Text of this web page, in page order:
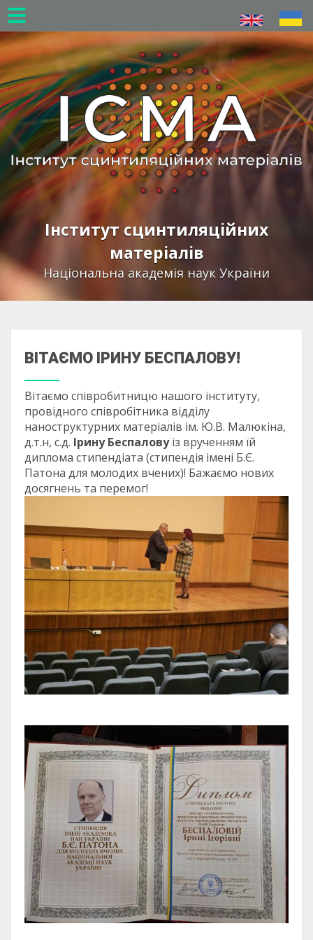
Перейти
до
основного
вмісту
Інститут сцинтиляційних
матеріалів
Національна академія наук України
ВІТАЄМО ІРИНУ БЕСПАЛОВУ!
Вітаємо співробитницю нашого інституту,
провідного співробітника відділу
наноструктурних матеріалів ім. Ю.В. Малюкіна,
д.т.н, с.д. Ірину Беспаловуіз врученням їй
диплома стипендіата (стипендія імені Б.Є.
Патона для молодих вчених)! Бажаємо нових
досягнень та перемог!